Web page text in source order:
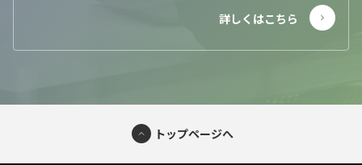
トップページへ